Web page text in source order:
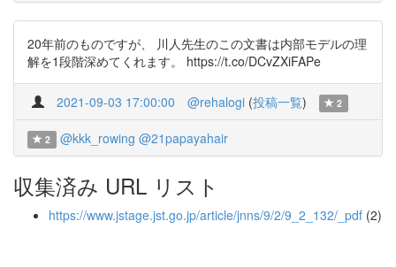
20年前のものですが、 川人先生のこの文書は内部モデルの理
解を1段階深めてくれます。 https://t.co/DCvZXiFAPe
2021-09-03 17:00:00 @rehalogi (投稿一覧) 2
2 @kkk_rowing @21papayahair
収集済み URL リスト
https://www.jstage.jst.go.jp/article/jnns/9/2/9_2_132/_pdf (2)